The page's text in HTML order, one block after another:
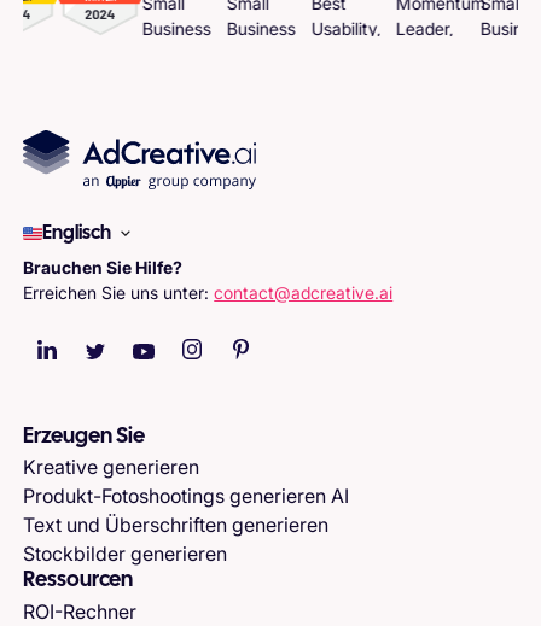
Englisch
Brauchen Sie Hilfe?
Erreichen Sie uns unter:contact@adcreative.ai
Erzeugen Sie
Kreative generieren
Produkt-Fotoshootings generieren AI
Text und Überschriften generieren
Stockbilder generieren
Ressourcen
ROI-Rechner